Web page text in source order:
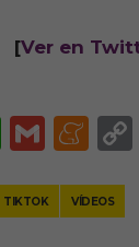
[Ver en
Gmail
TIKTOK VÍDEOS